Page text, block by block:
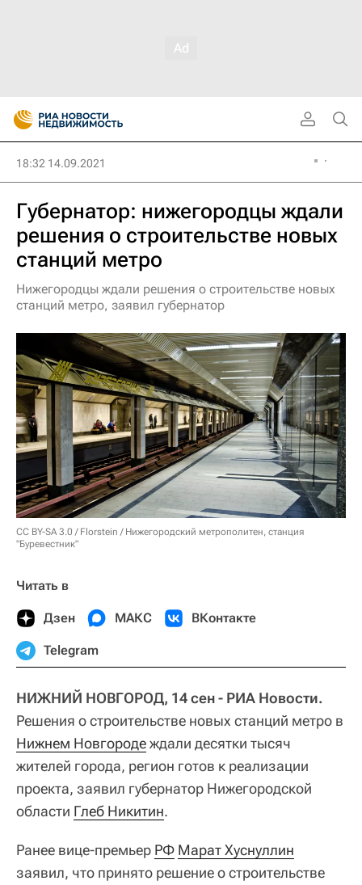
18:32 14.09.2021
Губернатор: нижегородцы ждали
решения о строительстве новых
станций метро
Нижегородцы ждали решения о строительстве новых
станций метро, заявил губернатор
CC BY-SA 3.0 / Florstein / Нижегородский метрополитен, станция
"Буревестник"
Читать в
Дзен МАКС ВКонтакте
Telegram
НИЖНИЙ НОВГОРОД, 14 сен - РИА Новости.
Решения о строительстве новых станций метро в
Нижнем Новгородеждали десятки тысяч
жителей города, регион готов к реализации
проекта, заявил губернатор Нижегородской
области Глеб Никитин.
Ранее вице-премьер РФ Марат Хуснуллин
заявил, что принято решение о строительстве